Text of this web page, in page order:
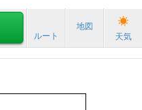
ルート
地図
天気